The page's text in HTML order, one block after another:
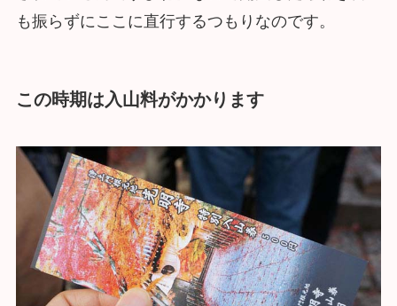
も振らずにここに直行するつもりなのです。
この時期は入山料がかかります